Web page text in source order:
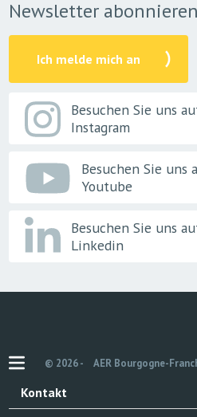
Newsletter abonnieren
Ich melde mich an
Besuchen Sie uns
Instagram
Besuchen Sie uns
Youtube
Besuchen Sie uns
Linkedin
© 2026 - AER Bourgogne-
Kontakt